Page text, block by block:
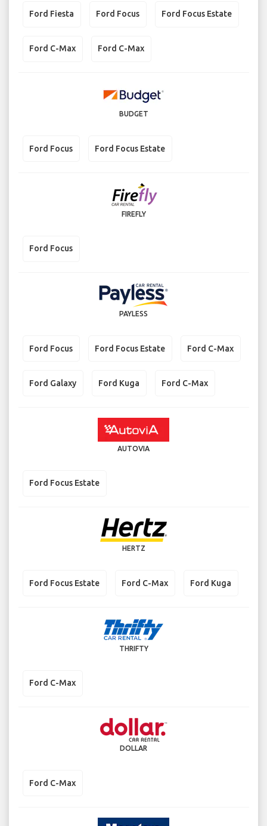
Ford Fiesta Ford Focus Ford Focus Estate
Ford C-Max Ford C-Max
BUDGET
Ford Focus Ford Focus Estate
FIREFLY
Ford Focus
PAYLESS
Ford Focus Ford Focus Estate Ford C-Max
Ford Galaxy Ford Kuga Ford C-Max
AUTOVIA
Ford Focus Estate
HERTZ
Ford Focus Estate Ford C-Max Ford Kuga
THRIFTY
Ford C-Max
DOLLAR
Ford C-Max